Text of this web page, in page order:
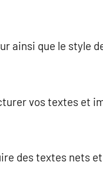
ainsi que le style
vos textes et
des textes nets